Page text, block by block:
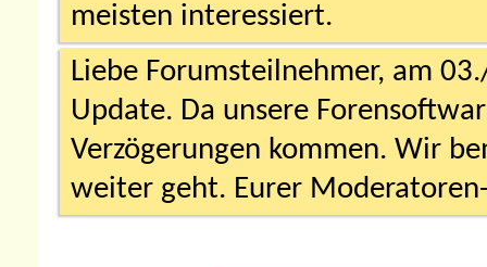
meisten interessiert.
Liebe Forumsteilnehmer, am
Update. Da unsere
Verzögerungen kommen. Wir
weiter geht. Eurer